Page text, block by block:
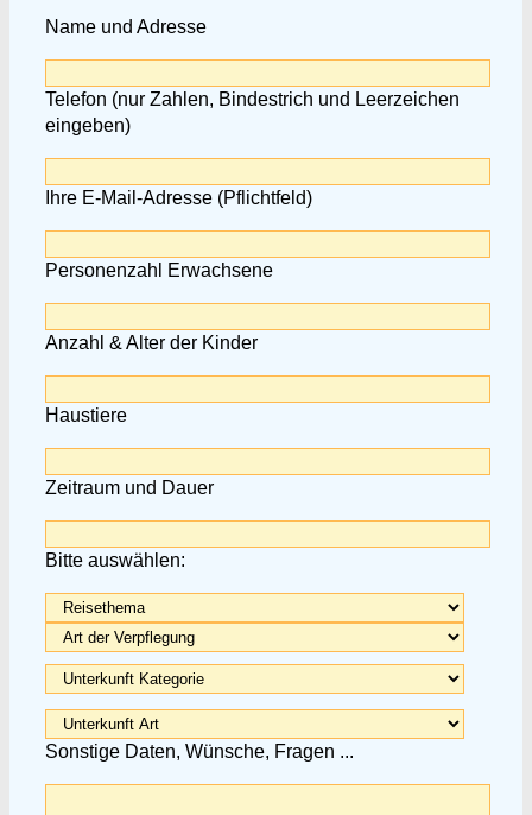
Name und Adresse
Telefon (nur Zahlen, Bindestrich und Leerzeichen
eingeben)
Ihre E-Mail-Adresse (Pflichtfeld)
Personenzahl Erwachsene
Anzahl & Alter der Kinder
Haustiere
Zeitraum und Dauer
Bitte auswählen:
Sonstige Daten, Wünsche, Fragen ...